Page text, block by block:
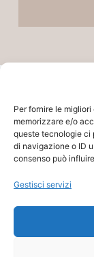
Per fornire le
memorizzare e/o
queste tecnologie ci
di navigazione o ID
consenso può
Gestisci servizi